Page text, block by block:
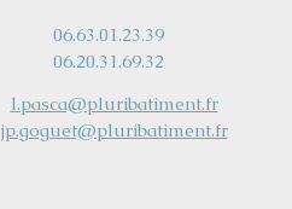
06.63.01.23.39
06.20.31.69.32
l.pasca@pluribatiment.fr
jp.goguet@pluribatiment.fr